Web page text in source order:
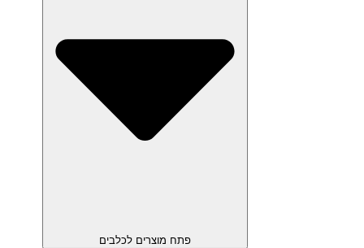
פתח מוצרים לכלבים